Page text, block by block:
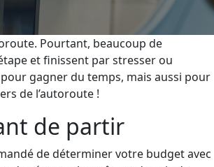
Pourtant, beaucoup de
et finissent par stresser ou
gagner du temps, mais aussi pour
de l’autoroute !
de partir
de déterminer votre budget avec